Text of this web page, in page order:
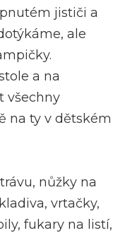
jističi a
ale
a na
všechny
na ty v dětském
nůžky na
vrtačky,
fukary na listí,